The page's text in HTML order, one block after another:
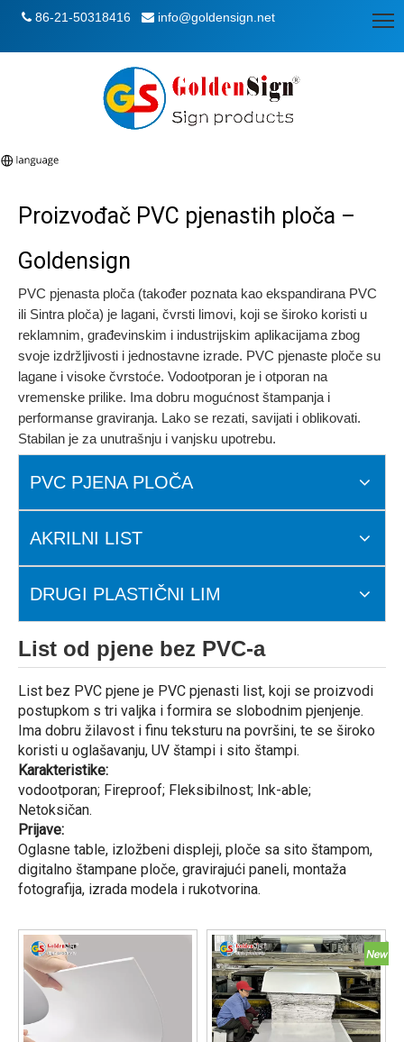
 86-21-50318416  info@goldensign.net
Proizvođač PVC pjenastih ploča –
Goldensign
PVC pjenasta ploča (također poznata kao ekspandirana PVC
ili Sintra ploča) je lagani, čvrsti limovi, koji se široko koristi u
reklamnim, građevinskim i industrijskim aplikacijama zbog
svoje izdržljivosti i jednostavne izrade. PVC pjenaste ploče su
lagane i visoke čvrstoće. Vodootporan je i otporan na
vremenske prilike. Ima dobru mogućnost štampanja i
performanse graviranja. Lako se rezati, savijati i oblikovati.
Stabilan je za unutrašnju i vanjsku upotrebu.
PVC PJENA PLOČA
AKRILNI LIST
DRUGI PLASTIČNI LIM
List od pjene bez PVC-a
List bez PVC pjene je PVC pjenasti list, koji se proizvodi
postupkom s tri valjka i formira se slobodnim pjenjenje.
Ima dobru žilavost i finu teksturu na površini, te se široko
koristi u oglašavanju, UV štampi i sito štampi.
Karakteristike:
vodootporan; Fireproof; Fleksibilnost; Ink-able;
Netoksičan.
Prijave:
Oglasne table, izložbeni displeji, ploče sa sito štampom,
digitalno štampane ploče, gravirajući paneli, montaža
fotografija, izrada modela i rukotvorina.